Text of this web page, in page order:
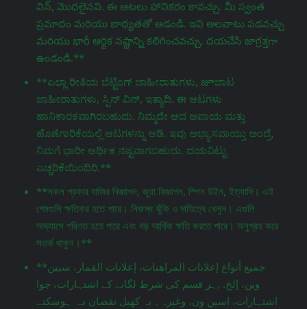
విన్, మొదలైనవి. ఈ ఆటలు హానికరం కావచ్చు. మీ స్వంత
ప్రమాదం మరియు బాధ్యతతో ఆడండి. ఇవి అలవాటు పడవచ్చు
మరియు భారీ ఆర్థిక నష్టాన్ని కలిగించవచ్చు. దయచేసి జాగ్రತ್ತగా
ఉండండి.**
**ಎಲ್ಲಾ ರೀತಿಯ ಬೆಟ್ಟಿಂಗ್ ಜಾಹೀರಾತುಗಳು, జూಜಾಟ
ಜಾಹೀರಾತುಗಳು, ಸ್ಪಿನ್ ವಿನ್, ಇತ್ಯಾದಿ. ಈ ಆಟಗಳು
ಹಾನಿಕಾರಕವಾಗಿರಬಹುದು. ನಿಮ್ಮದೇ ಆದ ಅಪಾಯ ಮತ್ತು
ಹೊಣೆಗಾರಿಕೆಯಲ್ಲಿ ಆಟಗಳನ್ನು ಆಡಿ. ಇವು ಅಭ್ಯಾಸವಾಯ್ತು ಅಂದ್ರೆ,
ನಿಮಗೆ ಭಾರೀ ಆರ್ಥಿಕ ನಷ್ಟವಾಗಬಹುದು. ದಯವಿಟ್ಟು
ಎಚ್ಚರಿಕೆಯಿಂದಿರಿ.**
**সকল প্রকার বাজির বিজ্ঞাপন, জুয়া বিজ্ঞাপন, স্পিন উইন, ইত্যাদি। এই
গেমগুলি ক্ষতিকর হতে পারে। নিজস্ব ঝুঁকি ও দায়িত্বে খেলুন। এগুলি
অভ্যাসে পরিণত হতে পারে এবং বড় আর্থিক ক্ষতি করতে পারে। অনুগ্রহ করে
সতর্ক থাকুন।**
**جميع أنواع إعلانات المراهنات، إعلانات القمار، سبين
وين، إلخ. ,ہر قسم کی شرط لگانے کے اشتہارات، جوا
اشتہارات، اسپن ون، وغیرہ۔ یہ کھیل نقصان دہ ہوسکتے